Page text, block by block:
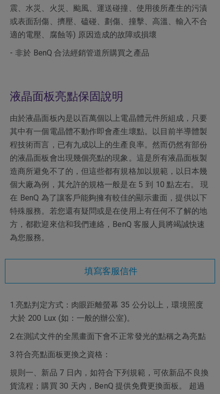
震、水災、火災、颱風、運送碰撞、使用後所產生的污漬
或表面刮傷、擠壓、磕碰、劃傷、撞擊、高溫、輸入不合
適的電壓、腐蝕等) 原因造成的故障或損壞
- 非於 BenQ 合法經銷管道所購買之產品
液晶面板亮點保固說明
由於液晶面板內是以百萬個以上電晶體元件所組成，只要
其中有一個電晶體不動作即會產生壞點。以目前半導體製
程技術而言，已有九成以上的生產良率。然而仍然有部份
的液晶面板會出現幾個亮點的現象。這是所有液晶面板製
造商所避免不了的，但這些都有規格加以規範，以日本幾
個大廠為例，其允許的規格一般是在 5 到 10 點左右。 現
在 BenQ 為了讓客戶能夠擁有較佳的顯示畫面，提供以下
特殊服務。若您還有疑問或是在使用上有任何不了解的地
方，都歡迎來信和我們連絡，BenQ 客服人員將竭誠快速
為您服務。
填寫客服信件
1.亮點判定方式：肉眼距離螢幕 35 公分以上，環境照度
大於 200 Lux (如：一般的辦公室)。
2.在測試文件的全黑畫面下會不正常發光的點稱之為亮點
3.符合亮點面板更換之資格：
規則一、新品 7 日內，如符合下列規範，可依新品不良換
貨流程；購買 30 天內，BenQ 提供免費更換面板。 超過